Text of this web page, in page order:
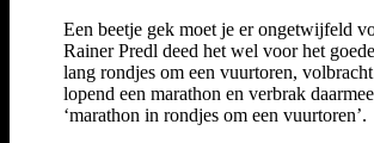
Een beetje gek moet je er ongetwijfeld
Rainer Predl deed het wel voor het
lang rondjes om een vuurtoren,
lopend een marathon en verbrak
‘marathon in rondjes om een vuurtoren’.